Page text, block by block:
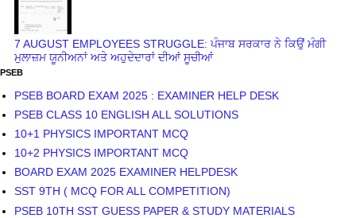
7 AUGUST EMPLOYEES STRUGGLE: ਪੰਜਾਬ ਸਰਕਾਰ ਨੇ ਕਿਉਂ ਮੰਗੀ
ਮੁਲਾਜ਼ਮ ਯੂਨੀਅਨਾਂ ਅਤੇ ਅਹੁਦੇਦਾਰਾਂ ਦੀਆਂ ਸੂਚੀਆਂ
PSEB
PSEB BOARD EXAM 2025 : EXAMINER HELP DESK
PSEB CLASS 10 ENGLISH ALL SOLUTIONS
10+1 PHYSICS IMPORTANT MCQ
10+2 PHYSICS IMPORTANT MCQ
BOARD EXAM 2025 EXAMINER HELPDESK
SST 9TH ( MCQ FOR ALL COMPETITION)
PSEB 10TH SST GUESS PAPER & STUDY MATERIALS